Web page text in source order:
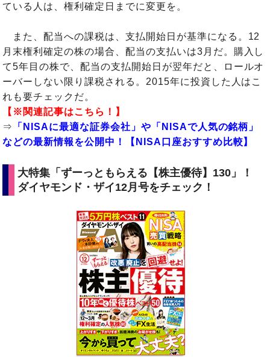
ている人は、権利確定日までに変更を。
また、配当への課税は、支払開始日が基準になる。12
月末権利確定の株の場合、配当の支払いは3月だ。購入し
て5年目の株で、配当の支払開始日が翌年だと、ロールオ
ーバーしない限り課税される。2015年に投資した人はこ
れも要チェックだ。
【※関連記事はこちら！】
⇒
「NISAに最適な証券会社」や「NISAで人気の銘柄」
などの最新情報を公開中！【NISA口座おすすめ比較】
大特集「ずーっともらえる【株主優待】130」！
ダイヤモンド・ザイ12月号をチェック！